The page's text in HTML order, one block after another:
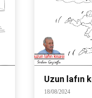
Uzun lafın
18/08/2024